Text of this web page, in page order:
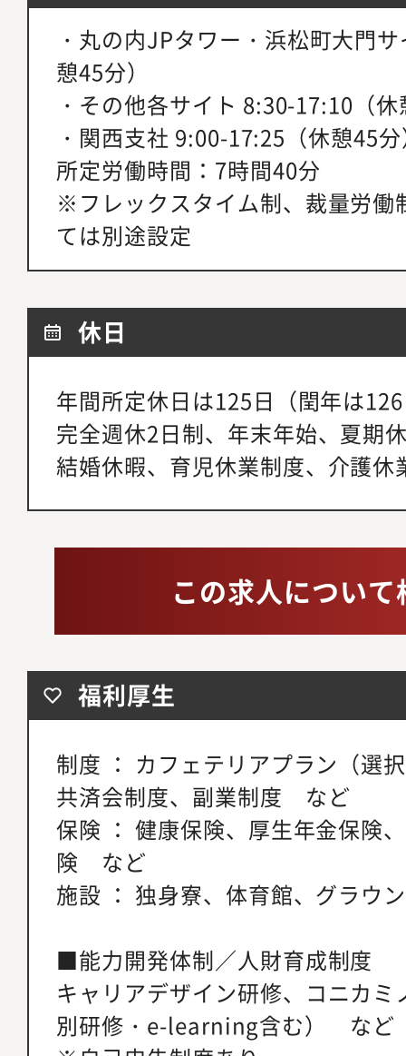
・丸の内JPタワー・浜松町大門
憩45分）
・その他各サイト 8:30-17:10（
・関西支社 9:00-17:25（休憩45
所定労働時間：7時間40分
※フレックスタイム制、裁量労働
ては別途設定
休日
年間所定休日は125日（閏年は
完全週休2日制、年末年始、夏期
結婚休暇、育児休業制度、介護
この求人につい
福利厚生
制度 ： カフェテリアプラン（選
共済会制度、副業制度 など
保険 ： 健康保険、厚生年金保険
険 など
施設 ： 独身寮、体育館、グラウ
■能力開発体制／人財育成制度
キャリアデザイン研修、コニカ
別研修・e-learning含む） など